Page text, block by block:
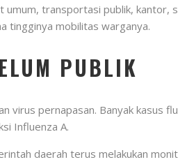
transportasi publik, kantor,
tingginya mobilitas warganya.
PUBLIK
virus pernapasan. Banyak kasus
Influenza A.
daerah terus melakukan